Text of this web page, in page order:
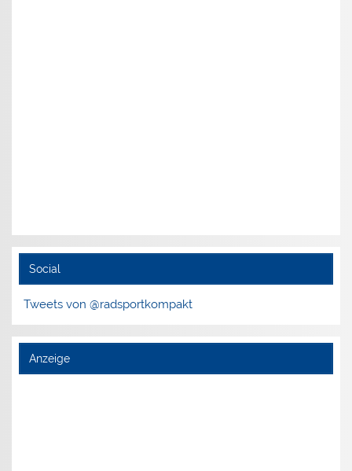
Social
Tweets von @radsportkompakt
Anzeige